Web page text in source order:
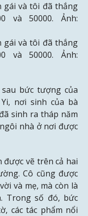
gái và tôi đã thắng
và 50000. Ảnh:
gái và tôi đã thắng
và 50000. Ảnh:
bức tượng của
nơi sinh của bà
sinh ra tháp năm
nhà ở nơi được
vẽ trên cả hai
Cô cũng được
và mẹ, mà còn là
Trong số đó, bức
các tác phẩm nổi